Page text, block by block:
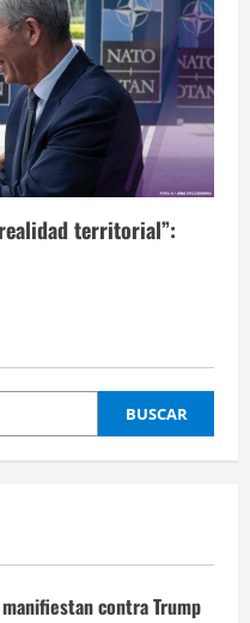
territorial”:
BUSCAR
contra Trump